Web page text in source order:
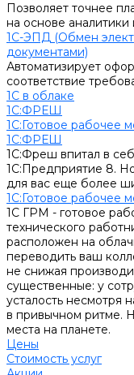
Позволяет точнее
на основе
1С-ЭПД (Обмен
документами)
Автоматизирует
соответствие
1С в облаке
1С:ФРЕШ
1C:Готовое рабочее
1С:ФРЕШ
1С:Фреш впитал в
1С:Предприятие 8.
для вас еще более
1C:Готовое рабочее
1С ГРМ - готовое
технического
расположен на
переводить ваш
не снижая
существенные: у
усталость несмотря
в привычном ритме.
места на планете.
Цены
Стоимость услуг